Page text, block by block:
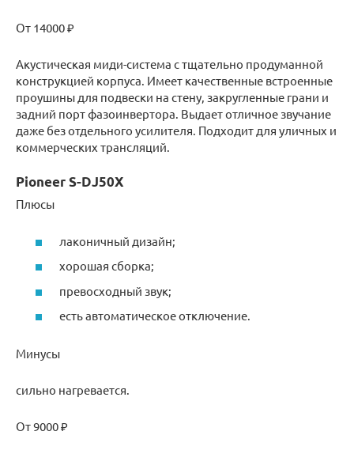
От 14000 ₽
Акустическая миди-система с тщательно продуманной
конструкцией корпуса. Имеет качественные встроенные
проушины для подвески на стену, закругленные грани и
задний порт фазоинвертора. Выдает отличное звучание
даже без отдельного усилителя. Подходит для уличных и
коммерческих трансляций.
Pioneer S-DJ50X
Плюсы
лаконичный дизайн;
хорошая сборка;
превосходный звук;
есть автоматическое отключение.
Минусы
сильно нагревается.
От 9000 ₽